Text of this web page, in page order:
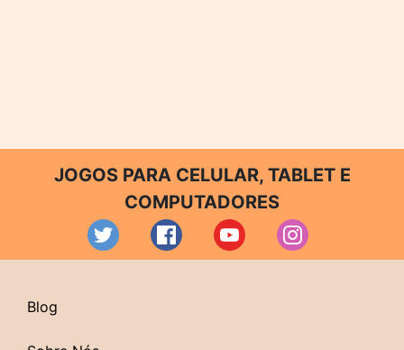
JOGOS PARA CELULAR, TABLET E
COMPUTADORES
Blog